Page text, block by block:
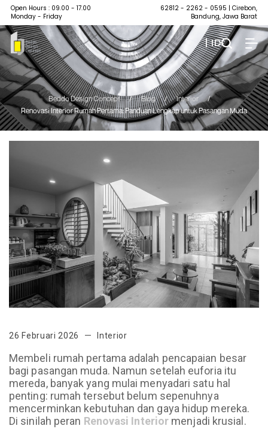
Open Hours : 09.00 - 17.00
Monday - Friday
62812 - 2262 - 0595 | Cirebon,
Bandung, Jawa Barat
| ID
Beddo Design Concept / Blog / Interior
/
Renovasi Interior Rumah Pertama: Panduan Lengkap untuk Pasangan Muda
26 Februari 2026 Interior
Membeli rumah pertama adalah pencapaian besar
bagi pasangan muda. Namun setelah euforia itu
mereda, banyak yang mulai menyadari satu hal
penting: rumah tersebut belum sepenuhnya
mencerminkan kebutuhan dan gaya hidup mereka.
Di sinilah peran Renovasi Interior menjadi krusial.